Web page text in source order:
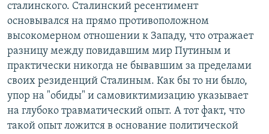
сталинского. Сталинский ресентимент
основывался на прямо противоположном
высокомерном отношении к Западу, что отражает
разницу между повидавшим мир Путиным и
практически никогда не бывавшим за пределами
своих резиденций Сталиным. Как бы то ни было,
упор на "обиды" и самовиктимизацию указывает
на глубоко травматический опыт. А тот факт, что
такой опыт ложится в основание политической